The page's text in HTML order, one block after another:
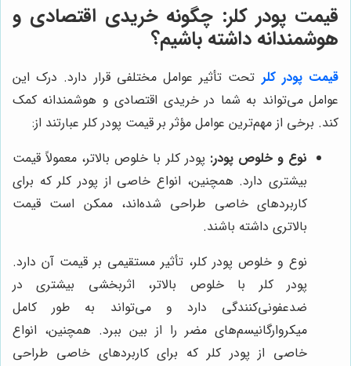
قیمت پودر کلر: چگونه خریدی اقتصادی و
هوشمندانه داشته باشیم؟
قیمت پودر کلر تحت تأثیر عوامل مختلفی قرار دارد. درک این
عوامل می‌تواند به شما در خریدی اقتصادی و هوشمندانه کمک
کند. برخی از مهم‌ترین عوامل مؤثر بر قیمت پودر کلر عبارتند از:
نوع و خلوص پودر: پودر کلر با خلوص بالاتر، معمولاً قیمت
بیشتری دارد. همچنین، انواع خاصی از پودر کلر که برای
کاربردهای خاصی طراحی شده‌اند، ممکن است قیمت
بالاتری داشته باشند.
نوع و خلوص پودر کلر، تأثیر مستقیمی بر قیمت آن دارد.
پودر کلر با خلوص بالاتر، اثربخشی بیشتری در
ضدعفونی‌کنندگی دارد و می‌تواند به طور کامل
میکروارگانیسم‌های مضر را از بین ببرد. همچنین، انواع
خاصی از پودر کلر که برای کاربردهای خاصی طراحی